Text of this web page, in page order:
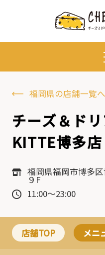
福岡県の店舗一覧へ
チーズ＆ド
KITTE博多店
福岡県福岡市博多
９F
11:00～23:00
店舗TOP メニ